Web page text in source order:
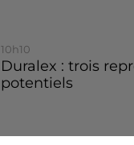
10h10
Duralex : trois
potentiels